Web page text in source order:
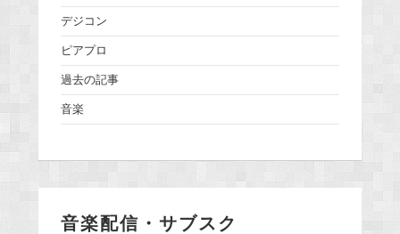
デジコン
ピアプロ
過去の記事
音楽
音楽配信・サブスク